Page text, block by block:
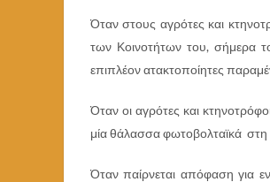
Όταν στους αγρότες και
των Κοινοτήτων του, σήμερα
επιπλέον ατακτοποίητες
Όταν οι αγρότες και
μία θάλασσα φωτοβολταϊκά στη
Όταν παίρνεται απόφαση για